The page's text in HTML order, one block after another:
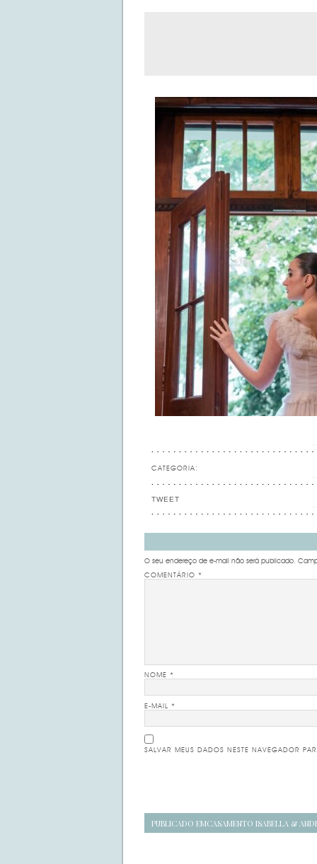
CATEGORIA:
TWEET
O seu endereço de e-mail não será publicado.
COMENTÁRIO *
NOME *
E-MAIL *
SALVAR MEUS DADOS NESTE NAVEGADOR
Navegação
PUBLICADO EMCASAMENTO ISABELLA &